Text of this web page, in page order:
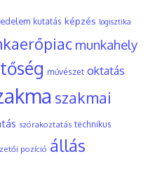
kutatás képzés logisztika
munkahely
művészet oktatás
szakmai
szórakoztatás technikus
pozíció állás